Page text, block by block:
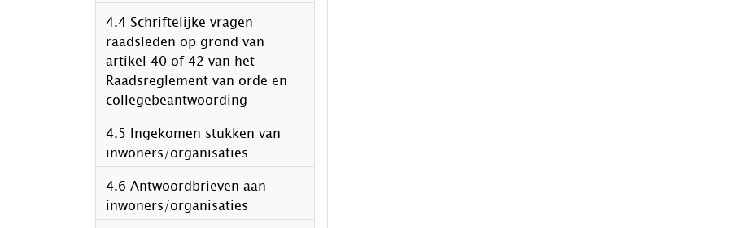
4.4 Schriftelijke vragen
raadsleden op grond van
artikel 40 of 42 van het
Raadsreglement van orde en
collegebeantwoording
4.5 Ingekomen stukken van
inwoners/organisaties
4.6 Antwoordbrieven aan
inwoners/organisaties